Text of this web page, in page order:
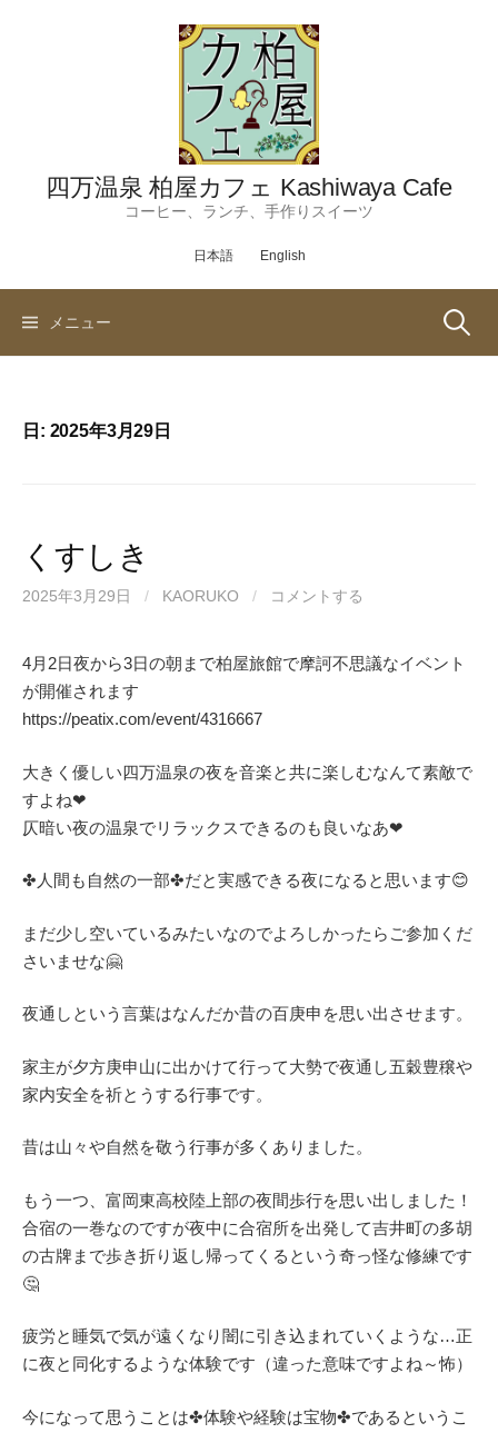
四万温泉 柏屋カフェ Kashiwaya Cafe
コーヒー、ランチ、手作りスイーツ
日本語 English
メニュー 検
日: 2025年3月29日
くすしき
2025年3月29日 / KAORUKO / コメントする
4月2日夜から3日の朝まで柏屋旅館で摩訶不思議なイベント
が開催されます
https://peatix.com/event/4316667
大きく優しい四万温泉の夜を音楽と共に楽しむなんて素敵で
すよね❤
仄暗い夜の温泉でリラックスできるのも良いなあ❤
✤人間も自然の一部✤だと実感できる夜になると思います😊
まだ少し空いているみたいなのでよろしかったらご参加くだ
さいませな🤗
夜通しという言葉はなんだか昔の百庚申を思い出させます。
家主が夕方庚申山に出かけて行って大勢で夜通し五穀豊穣や
家内安全を祈とうする行事です。
昔は山々や自然を敬う行事が多くありました。
もう一つ、富岡東高校陸上部の夜間歩行を思い出しました！
合宿の一巻なのですが夜中に合宿所を出発して吉井町の多胡
の古牌まで歩き折り返し帰ってくるという奇っ怪な修練です
🤔
疲労と睡気で気が遠くなり闇に引き込まれていくような…正
に夜と同化するような体験です（違った意味ですよね～怖）
今になって思うことは✤体験や経験は宝物✤であるというこ